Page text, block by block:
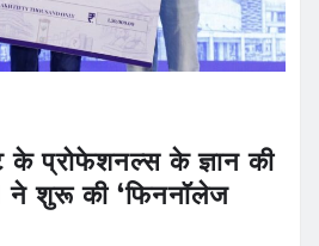
के प्रोफेशनल्स के ज्ञान की
ने शुरू की ‘फिननॉलेज